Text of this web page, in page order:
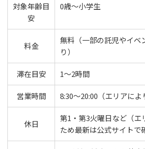
対象年齢目
安
0歳〜小学生
料金
無料（一部の託児やイベ
り）
滞在目安 1〜2時間
営業時間 8:30〜20:00（エリアによ
休日
第1・第3火曜日など（エ
ため最新は公式サイトで